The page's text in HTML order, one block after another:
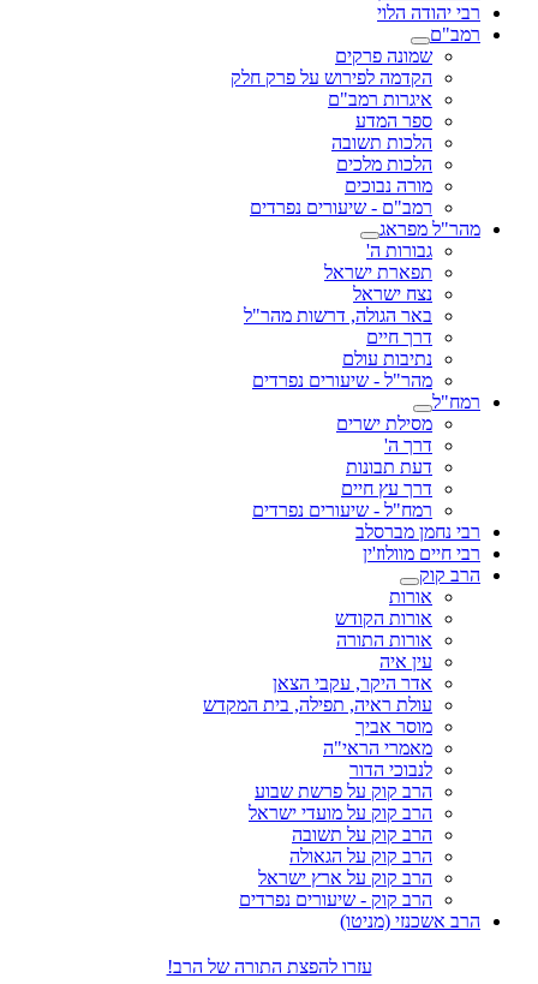
רבי יהודה הלוי
רמב"ם
שמונה פרקים
הקדמה לפירוש על פרק חלק
איגרות רמב"ם
ספר המדע
הלכות תשובה
הלכות מלכים
מורה נבוכים
רמב"ם - שיעורים נפרדים
מהר"ל מפראג
גבורות ה'
תפארת ישראל
נצח ישראל
באר הגולה, דרשות מהר"ל
דרך חיים
נתיבות עולם
מהר"ל - שיעורים נפרדים
רמח"ל
מסילת ישרים
דרך ה'
דעת תבונות
דרך עץ חיים
רמח"ל - שיעורים נפרדים
רבי נחמן מברסלב
רבי חיים מוולוז'ין
הרב קוק
אורות
אורות הקודש
אורות התורה
עין איה
אדר היקר, עקבי הצאן
עולת ראיה, תפילה, בית המקדש
מוסר אביך
מאמרי הראי"ה
לנבוכי הדור
הרב קוק על פרשת שבוע
הרב קוק על מועדי ישראל
הרב קוק על תשובה
הרב קוק על הגאולה
הרב קוק על ארץ ישראל
הרב קוק - שיעורים נפרדים
הרב אשכנזי (מניטו)
עזרו להפצת התורה של הרב!